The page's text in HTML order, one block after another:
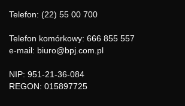
Telefon: (22) 55 00 700
Telefon komórkowy: 666 855 557
e-mail: biuro@bpj.com.pl
NIP: 951-21-36-084
REGON: 015897725